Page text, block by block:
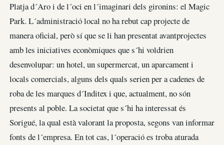
Platja d´Aro i de l´oci en l´imaginari dels gironins: el Magic
Park. L´administració local no ha rebut cap projecte de
manera oficial, però sí que se li han presentat avantprojectes
amb les iniciatives econòmiques que s´hi voldrien
desenvolupar: un hotel, un supermercat, un aparcament i
locals comercials, alguns dels quals serien per a cadenes de
roba de les marques d´Inditex i que, actualment, no són
presents al poble. La societat que s´hi ha interessat és
Sorigué, la qual està valorant la proposta, segons van informar
fonts de l´empresa. En tot cas, l´operació es troba aturada